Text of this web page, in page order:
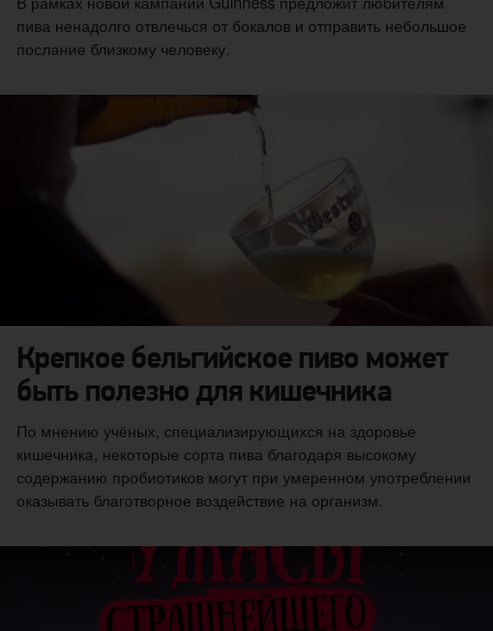
пива ненадолго отвлечься от бокалов и отправить небольшое
послание близкому человеку.
Крепкое бельгийское пиво может
быть полезно для кишечника
По мнению учёных, специализирующихся на здоровье
кишечника, некоторые сорта пива благодаря высокому
содержанию пробиотиков могут при умеренном употреблении
оказывать благотворное воздействие на организм.